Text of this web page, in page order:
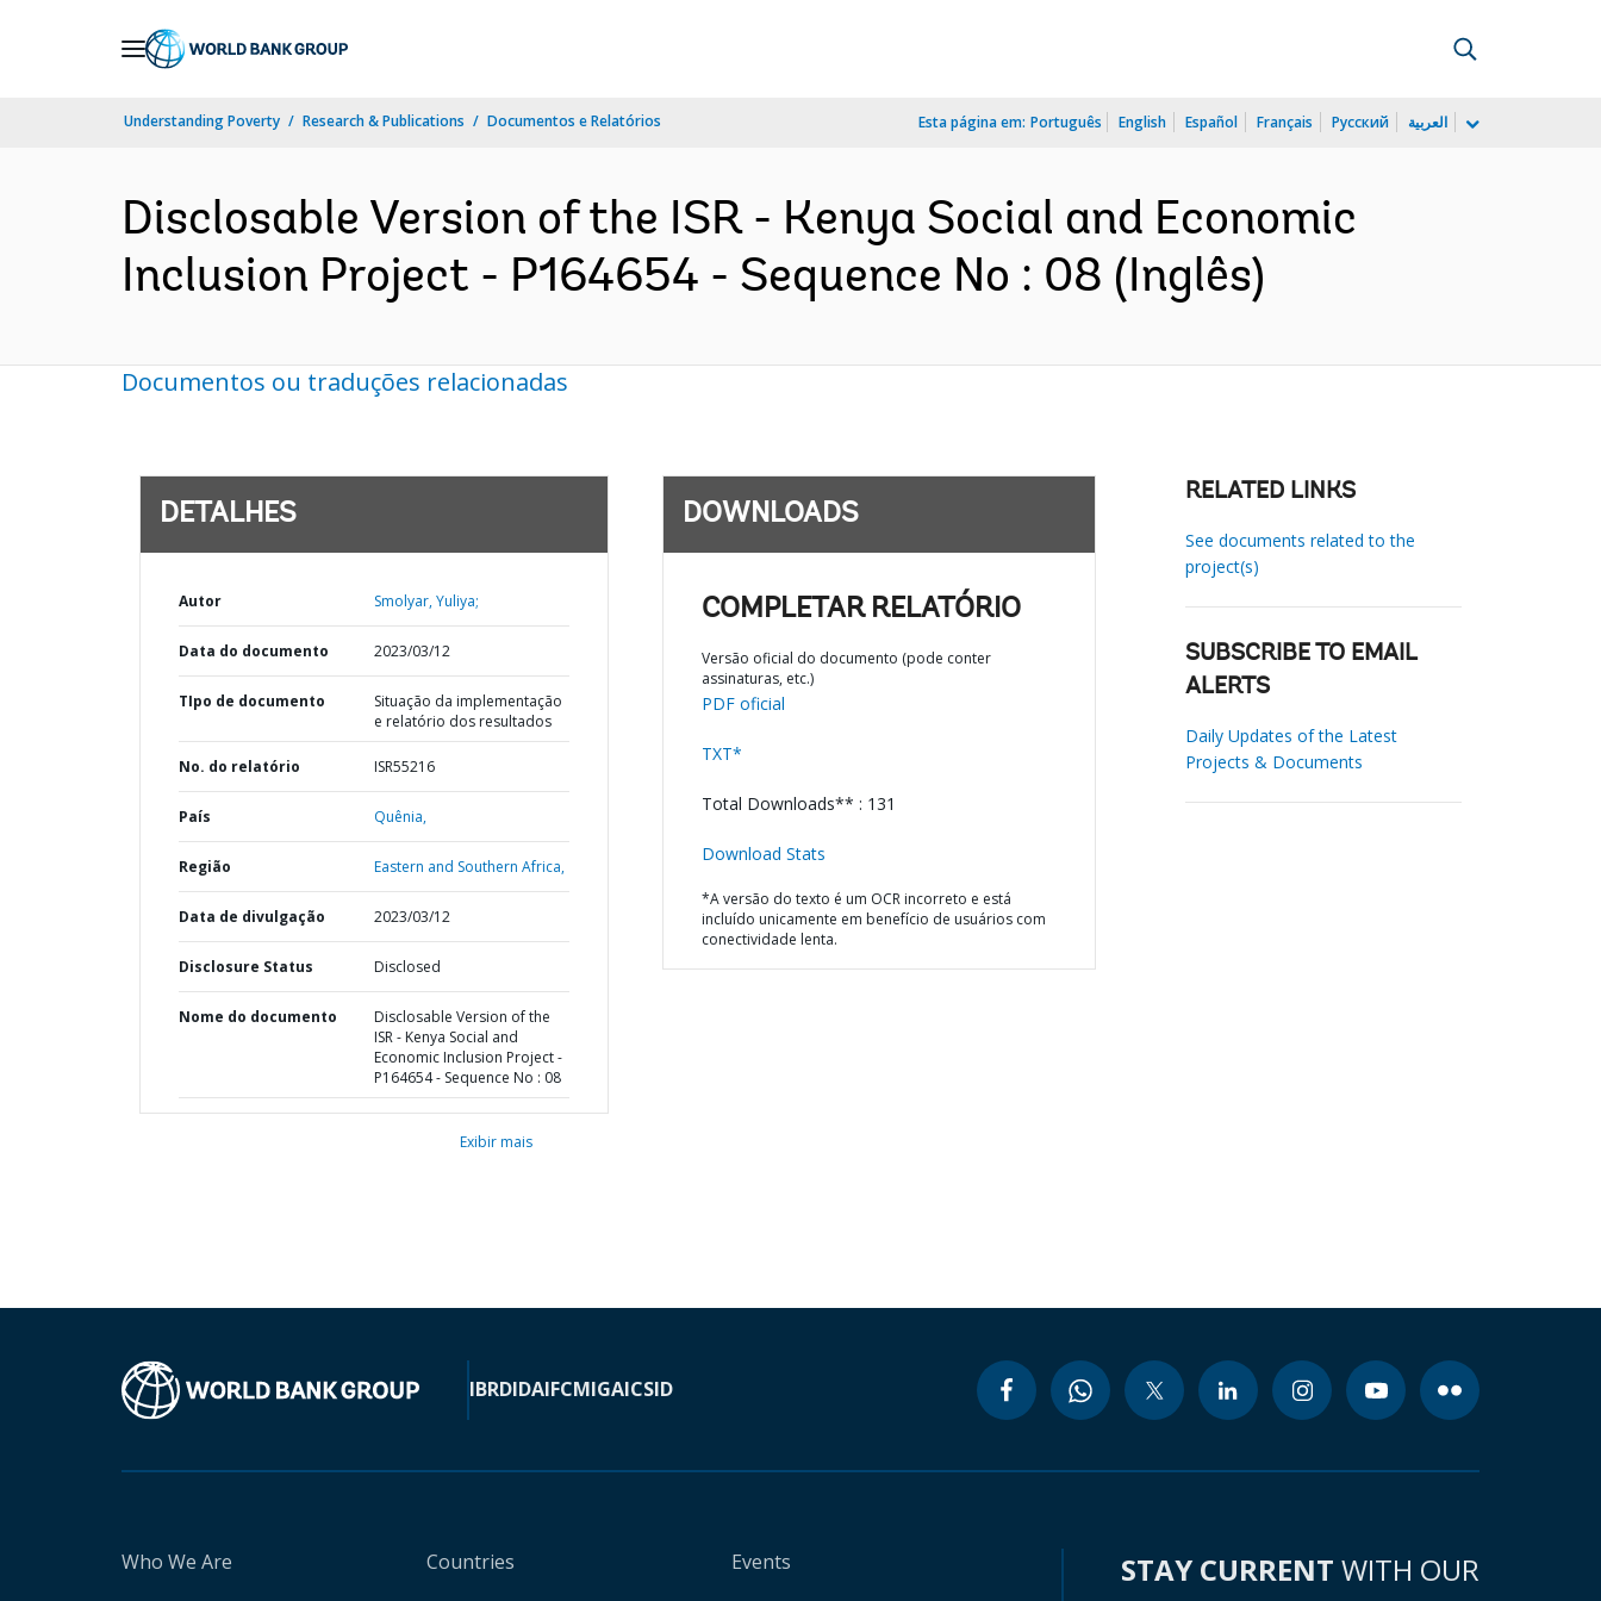
Understanding Poverty Research & Publications Documentos e Relatórios Esta página em: Português English Español Français Русский العربية
Disclosable Version of the ISR - Kenya Social and Economic
Inclusion Project - P164654 - Sequence No : 08 (Inglês)
Documentos ou traduções relacionadas
DETALHES
Autor Smolyar, Yuliya;
Data do documento 2023/03/12
TIpo de documento
Situação da implementação
e relatório dos resultados
No. do relatório ISR55216
País Quênia,
Região Eastern and Southern Africa,
Data de divulgação 2023/03/12
Disclosure Status Disclosed
Nome do documento
Disclosable Version of the
ISR - Kenya Social and
Economic Inclusion Project -
P164654 - Sequence No : 08
Exibir mais
DOWNLOADS
COMPLETAR RELATÓRIO
Versão oficial do documento (pode conter
assinaturas, etc.)
PDF oficial
TXT*
Total Downloads** : 131
Download Stats
*A versão do texto é um OCR incorreto e está
incluído unicamente em benefício de usuários com
conectividade lenta.
RELATED LINKS
See documents related to the
project(s)
SUBSCRIBE TO EMAIL
ALERTS
Daily Updates of the Latest
Projects & Documents
IBRDIDAIFCMIGAICSID
Who We Are
Countries
Events
STAY CURRENT WITH OUR